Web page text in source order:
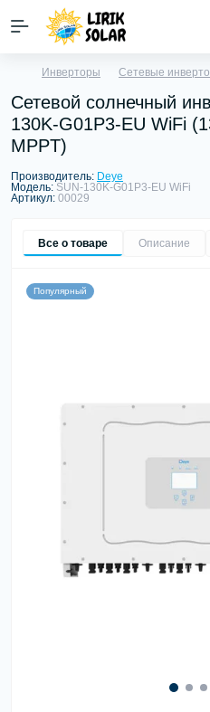
Инверторы Сетевые
Сетевой солнечный
130K-G01P3-EU WiFi
MPPT)
Производитель: Deye
Модель: SUN-130K-G01P3-EU WiFi
Артикул: 00029
Все о товаре Описание
Популярный